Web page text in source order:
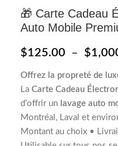
🎁 Carte Cadeau
Auto Mobile
$125.00 – $
Offrez la propreté de
La Carte Cadeau
d’offrir un lavage auto
Montréal, Laval et
Montant au choix •